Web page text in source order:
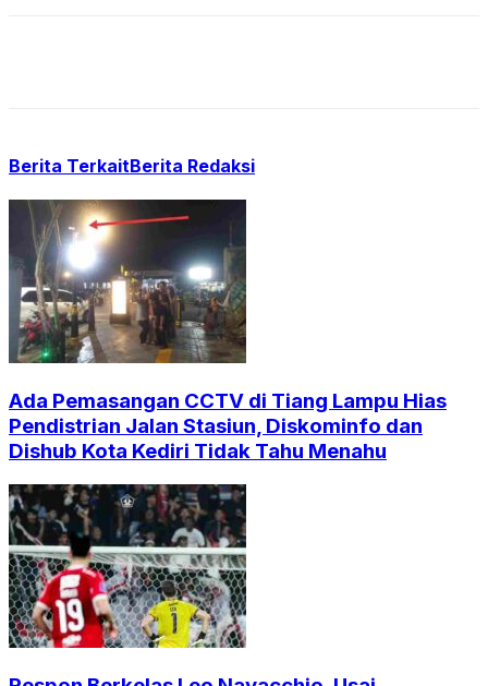
Berita TerkaitBerita Redaksi
Ada Pemasangan CCTV di Tiang Lampu Hias
Pendistrian Jalan Stasiun, Diskominfo dan
Dishub Kota Kediri Tidak Tahu Menahu